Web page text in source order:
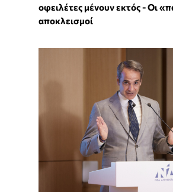
οφειλέτες μένουν εκτός - Οι
αποκλεισμοί